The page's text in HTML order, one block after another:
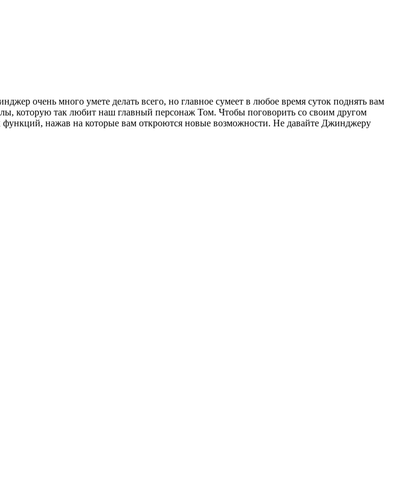
очень много умете делать всего, но главное сумеет в любое время суток поднять вам
которую так любит наш главный персонаж Том. Чтобы поговорить со своим другом
нажав на которые вам откроются новые возможности. Не давайте Джинджеру